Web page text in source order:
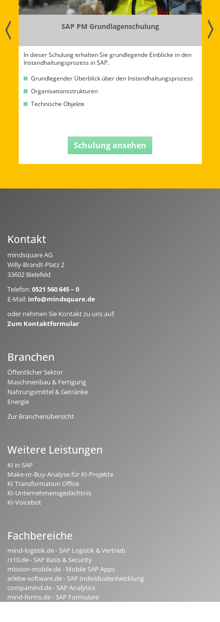
grundlegende Einblicke in den
über den Instandhaltungsprozess
SAP PM Advanced
In dieser Schulung werden Ihnen
eine große Rolle.
Kontakt
mindsquare AG
Willy-Brandt-Platz 2
33602 Bielefeld
Telefon:0521 560 645 – 0
E-Mail: info@mindsquare.de
oder nehmen Sie Kontakt zu uns auf:
Zum Kontaktformular
Branchen
Öffentlicher Sektor
Maschinenbau & Fertigung
Nahrungsmittel & Getränke
Energie
Zur Branchenübersicht
Weitere Leistungen
KI in SAP
Make-or-Buy-Analyse für KI-Projekte
KI Transformation Office
KI-Unternehmensgedächtnis
KI-Voicebot
Fachbereiche
mind-logistik.de - SAP Logistik & Vertrieb
rz10.de - SAP Basis & Security
mission-mobile.de - Mobile SAP Apps
erlebe-software.de - SAP Individualentwicklung
compamind.de - SAP Analytics
mind-forms.de - SAP Formulare